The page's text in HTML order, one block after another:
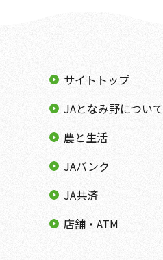
サイトトップ
JAとなみ野について
農と生活
JAバンク
JA共済
店舗・ATM